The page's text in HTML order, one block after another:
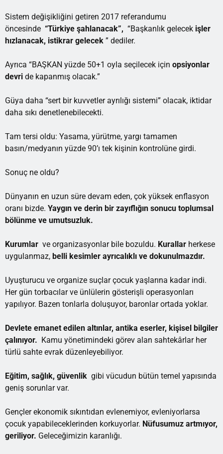
Sistem değişikliğini getiren 2017 referandumu
öncesinde “Türkiye şahlanacak”, “Başkanlık gelecek işler
hızlanacak, istikrar gelecek ” dediler.
Ayrıca “BAŞKAN yüzde 50+1 oyla seçilecek için opsiyonlar
devri de kapanmış olacak.”
Güya daha “sert bir kuvvetler ayrılığı sistemi” olacak, iktidar
daha sıkı denetlenebilecekti.
Tam tersi oldu: Yasama, yürütme, yargı tamamen
basın/medyanın yüzde 90’ı tek kişinin kontrolüne girdi.
Sonuç ne oldu?
Dünyanın en uzun süre devam eden, çok yüksek enflasyon
oranı bizde. Yaygın ve derin bir zayıflığın sonucu toplumsal
bölünme ve umutsuzluk.
Kurumlar ve organizasyonlar bile bozuldu. Kurallar herkese
uygulanmaz, belli kesimler ayrıcalıklı ve dokunulmazdır.
Uyuşturucu ve organize suçlar çocuk yaşlarına kadar indi.
Her gün torbacılar ve ünlülerin gösterişli operasyonları
yapılıyor. Bazen tonlarla doluşuyor, baronlar ortada yoklar.
Devlete emanet edilen altınlar, antika eserler, kişisel bilgiler
çalınıyor. Kamu yönetimindeki görev alan sahtekârlar her
türlü sahte evrak düzenleyebiliyor.
Eğitim, sağlık, güvenlik gibi vücudun bütün temel yapısında
geniş sorunlar var.
Gençler ekonomik sıkıntıdan evlenemiyor, evleniyorlarsa
çocuk yapabileceklerinden korkuyorlar. Nüfusumuz artmıyor,
geriliyor. Geleceğimizin karanlığı.